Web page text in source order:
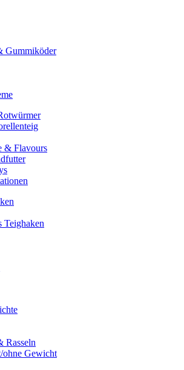
Gummiköder
& Flavours
Teighaken
Rasseln
ohne Gewicht